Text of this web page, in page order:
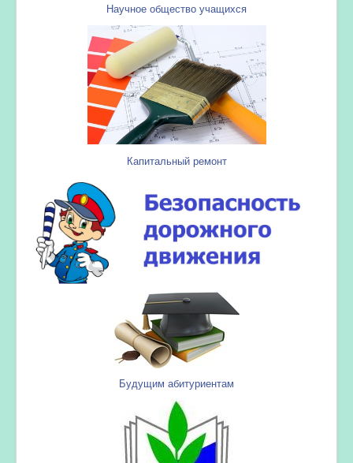
Научное общество учащихся
Капитальный ремонт
Будущим абитуриентам